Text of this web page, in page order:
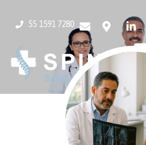
55 1591 7280